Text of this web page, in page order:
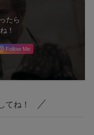
たら
！
Follow Me
てね！